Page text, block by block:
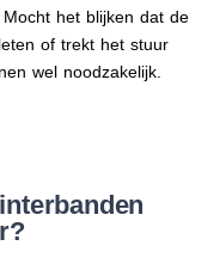
het blijken dat de
of trekt het stuur
wel noodzakelijk.